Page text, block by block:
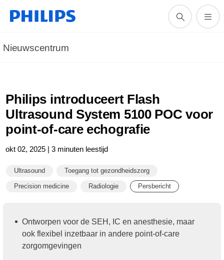
Nieuwscentrum
Philips introduceert Flash
Ultrasound System 5100 POC voor
point-of-care echografie
okt 02, 2025 | 3 minuten leestijd
Ultrasound Toegang tot gezondheidszorg
Precision medicine Radiologie Persbericht
Ontworpen voor de SEH, IC en anesthesie, maar
ook flexibel inzetbaar in andere point-of-care
zorgomgevingen